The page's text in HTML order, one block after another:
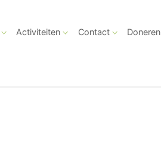
Activiteiten Contact Doneren